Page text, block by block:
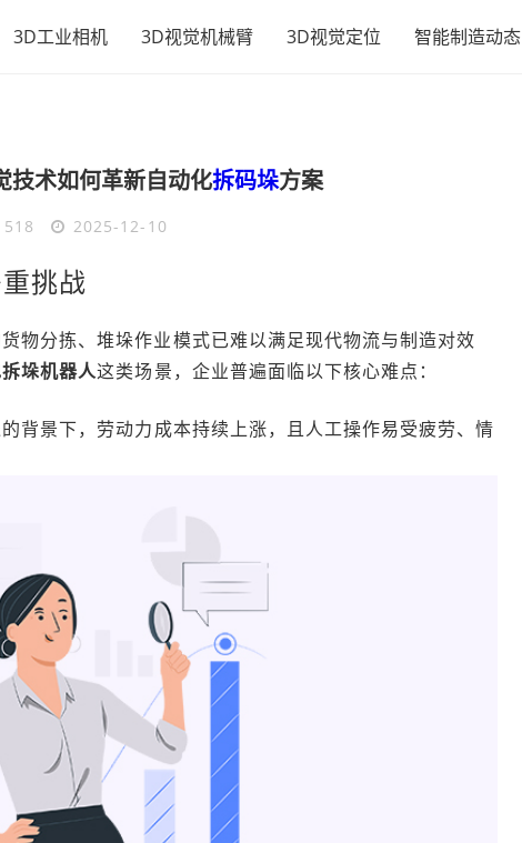
3D工业相机 3D视觉机械臂 3D视觉定位 智能制造动态
技术如何革新自动化拆码垛方案
518 2025-12-10
挑战
物分拣、堆垛作业模式已难以满足现代物流与制造对效
垛机器人这类场景，企业普遍面临以下核心难点：
背景下，劳动力成本持续上涨，且人工操作易受疲劳、情